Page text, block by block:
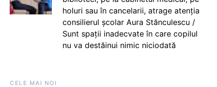
holuri sau în cancelarii, atrage atenția
consilierul școlar Aura Stănculescu /
Sunt spații inadecvate în care copilul
nu va destăinui nimic niciodată
CELE MAI NOI